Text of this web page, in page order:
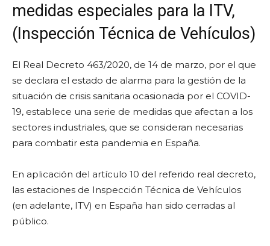
medidas especiales para la ITV,
(Inspección Técnica de Vehículos)
El Real Decreto 463/2020, de 14 de marzo, por el que
se declara el estado de alarma para la gestión de la
situación de crisis sanitaria ocasionada por el COVID-
19, establece una serie de medidas que afectan a los
sectores industriales, que se consideran necesarias
para combatir esta pandemia en España.
En aplicación del artículo 10 del referido real decreto,
las estaciones de Inspección Técnica de Vehículos
(en adelante, ITV) en España han sido cerradas al
público.